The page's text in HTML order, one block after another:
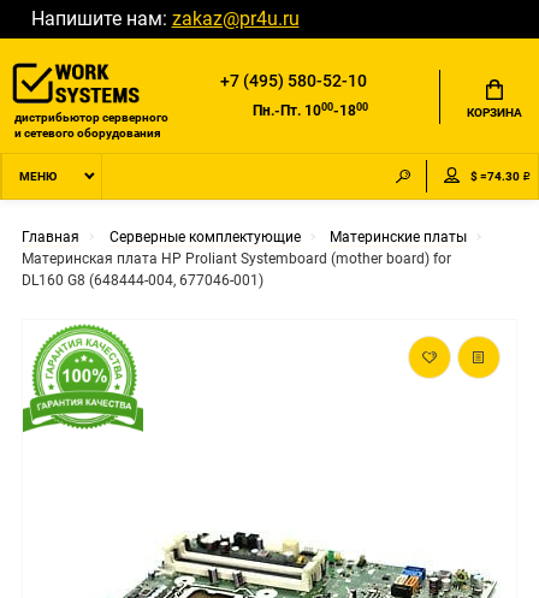
Напишите нам: zakaz@pr4u.ru
дистрибьютор серверного
и сетевого оборудования
+7 (495) 580-52-10
Пн.-Пт. 1000-1800 КОРЗИНА
МЕНЮ $ =74.30 ₽
Главная Серверные комплектующие
Материнские платы
Материнская плата HP Proliant Systemboard (mother board) for
DL160 G8 (648444-004, 677046-001)